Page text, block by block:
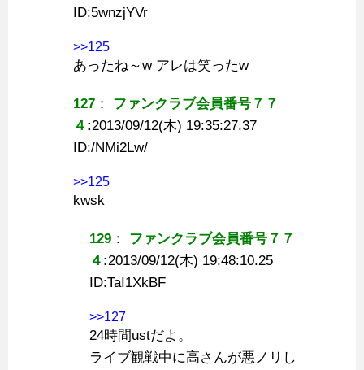
ID:5wnzjYVr
>>125
あったね～w アレは笑ったw
127 ： ファンクラブ会員番号７７
４ :2013/09/12(木) 19:35:27.37
ID:/NMi2Lw/
>>125
kwsk
129 ： ファンクラブ会員番号７７
４ :2013/09/12(木) 19:48:10.25
ID:TaI1XkBF
>>127
24時間ustだよ。
ライブ観戦中に高さんが悪ノリし